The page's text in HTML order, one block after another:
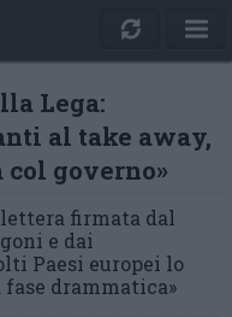
Lega:
al take away,
governo»
firmata dal
e dai
Paesi europei lo
drammatica»